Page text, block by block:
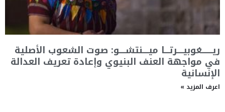
ريـــــــغوبيــــرتـــا ميــــنتشــــو: صوت الشعوب الأصلية
في مواجهة العنف البنيوي وإعادة تعريف العدالة
الإنسانية
اعرف المزيد »